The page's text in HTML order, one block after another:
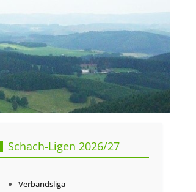
Schach-Ligen 2026/27
Verbandsliga